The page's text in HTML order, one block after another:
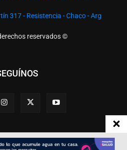
317 - Resistencia - Chaco - Arg
reservados ©